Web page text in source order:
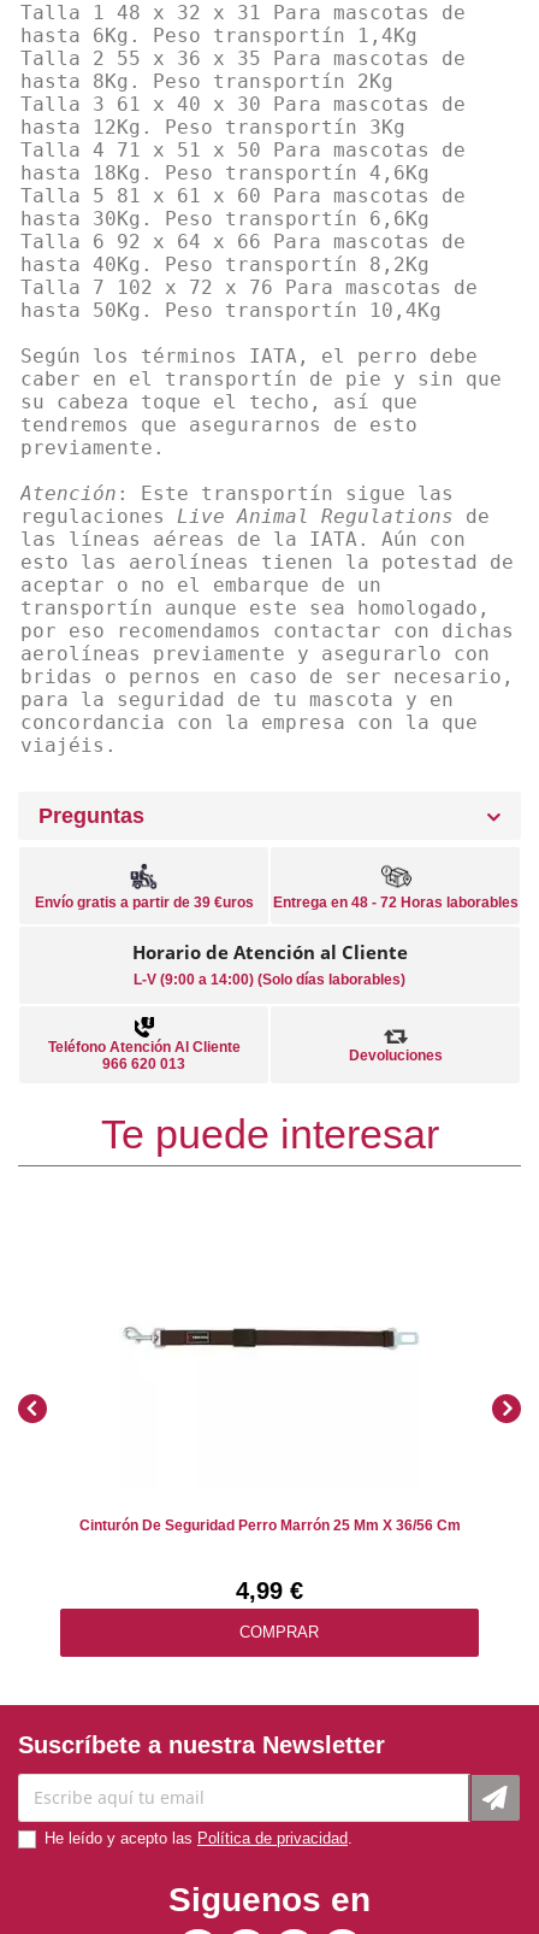
Talla 1 48 x 32 x 31 Para mascotas de
hasta 6Kg. Peso transportín 1,4Kg
Talla 2 55 x 36 x 35 Para mascotas de
hasta 8Kg. Peso transportín 2Kg
Talla 3 61 x 40 x 30 Para mascotas de
hasta 12Kg. Peso transportín 3Kg
Talla 4 71 x 51 x 50 Para mascotas de
hasta 18Kg. Peso transportín 4,6Kg
Talla 5 81 x 61 x 60 Para mascotas de
hasta 30Kg. Peso transportín 6,6Kg
Talla 6 92 x 64 x 66 Para mascotas de
hasta 40Kg. Peso transportín 8,2Kg
Talla 7 102 x 72 x 76 Para mascotas de
hasta 50Kg. Peso transportín 10,4Kg
Según los términos IATA, el perro debe
caber en el transportín de pie y sin que
su cabeza toque el techo, así que
tendremos que asegurarnos de esto
previamente.
Atención : Este transportín sigue las
regulaciones Live Animal Regulations de
las líneas aéreas de la IATA. Aún con
esto las aerolíneas tienen la potestad de
aceptar o no el embarque de un
transportín aunque este sea homologado,
por eso recomendamos contactar con dichas
aerolíneas previamente y asegurarlo con
bridas o pernos en caso de ser necesario,
para la seguridad de tu mascota y en
concordancia con la empresa con la que
viajéis.
Preguntas
Envío gratis a partir de 39 €uros Entrega en 48 - 72 Horas laborables
Horario de Atención al Cliente
L-V (9:00 a 14:00) (Solo días laborables)
Teléfono Atención Al Cliente
966 620 013
Devoluciones
Te puede interesar
Cinturón De Seguridad Perro Marrón 25 Mm X 36/56 Cm
4,99 €
COMPRAR
Suscríbete a nuestra Newsletter
He leído y acepto las Política de privacidad
Siguenos en